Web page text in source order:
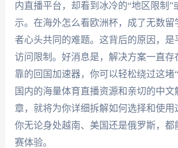
内直播平台，却看到冰冷的“地区限制”
示。在海外怎么看欧洲杯，成了无数留
者心头共同的难题。这背后的原因，是
访问限制。好消息是，解决方案一直存
靠的回国加速器，你可以轻松绕过这堵
国内的海量体育直播资源和亲切的中文
章，就将为你详细拆解如何选择和使用
你无论身处越南、美国还是俄罗斯，都
赛体验。